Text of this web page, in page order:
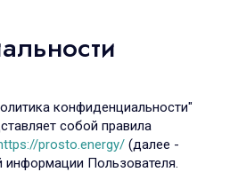
конфиденциальности"
собой правила
prosto.energy/ (далее -
информации Пользователя.